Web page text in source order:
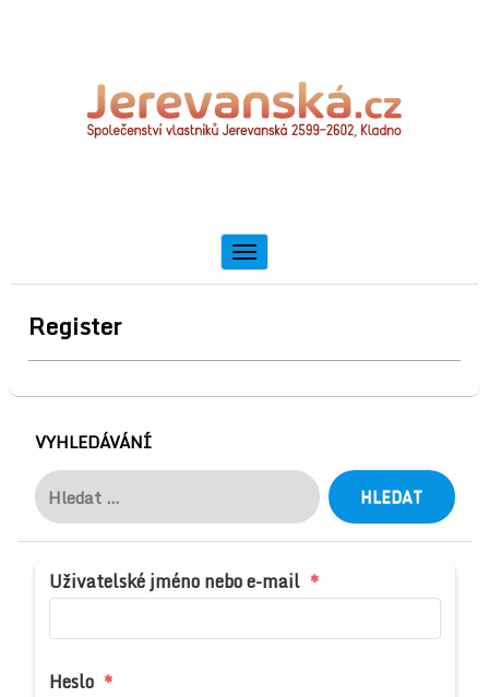
Toggle
navigation
Register
VYHLEDÁVÁNÍ
Vyhledávání
Uživatelské jméno nebo e-mail *
Heslo *